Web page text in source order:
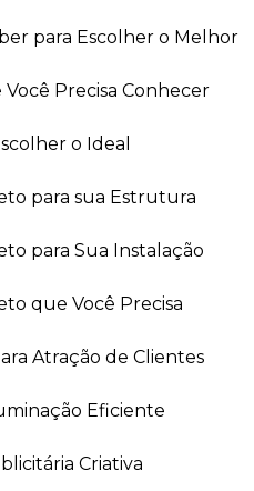
para Escolher o Melhor
Você Precisa Conhecer
o Ideal
para sua Estrutura
para Sua Instalação
que Você Precisa
Atração de Clientes
Eficiente
Criativa